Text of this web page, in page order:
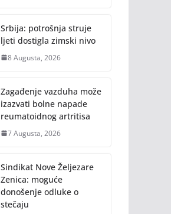
Srbija: potrošnja struje
ljeti dostigla zimski nivo
8 Augusta, 2026
Zagađenje vazduha može
izazvati bolne napade
reumatoidnog artritisa
7 Augusta, 2026
Sindikat Nove Željezare
Zenica: moguće
donošenje odluke o
stečaju